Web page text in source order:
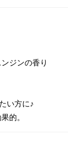
ジンの香り
い方に♪
的。